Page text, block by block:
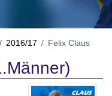
2016/17 Felix Claus